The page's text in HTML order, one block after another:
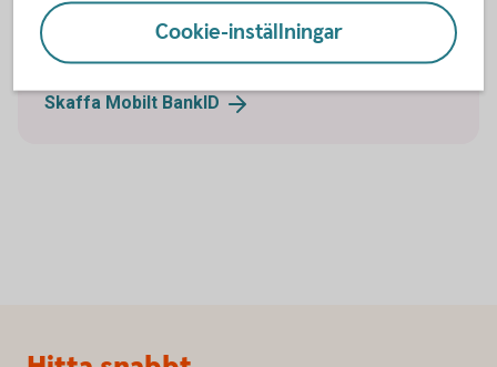
Tips! Skaffa Mobilt BankID
Skaffa Mobilt BankID
Cookie-inställningar